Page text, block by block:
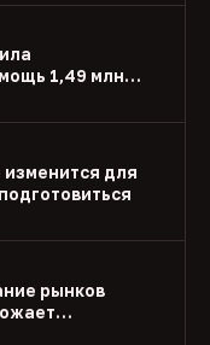
1,49 млн
изменится для
рынков